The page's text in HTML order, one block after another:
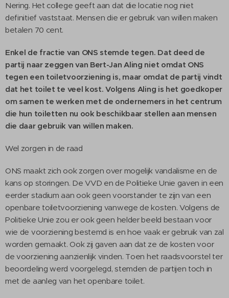
Nering. Het college geeft aan dat die locatie nog niet
definitief vaststaat. Mensen die er gebruik van willen maken
betalen 70 cent.
Enkel de fractie van ONS stemde tegen. Dat deed de
partij naar zeggen van Bert-Jan Aling niet omdat ONS
tegen een toiletvoorziening is, maar omdat de partij vindt
dat het toilet te veel kost. Volgens Aling is het goedkoper
om samen te werken met de ondernemers in het centrum
die hun toiletten nu ook beschikbaar stellen aan mensen
die daar gebruik van willen maken.
Wel zorgen in de raad
ONS maakt zich ook zorgen over mogelijk vandalisme en de
kans op storingen. De VVD en de Politieke Unie gaven in een
eerder stadium aan ook geen voorstander te zijn van een
openbare toiletvoorziening vanwege de kosten. Volgens de
Politieke Unie zou er ook geen helder beeld bestaan voor
wie de voorziening bestemd is en hoe vaak er gebruik van zal
worden gemaakt. Ook zij gaven aan dat ze de kosten voor
de voorziening aanzienlijk vinden. Toen het raadsvoorstel ter
beoordeling werd voorgelegd, stemden de partijen toch in
met de aanleg van het openbare toilet.